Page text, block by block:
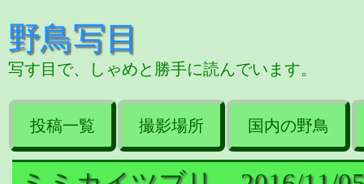
野鳥写目
写す目で、しゃめと勝手に読んでいます。
投稿一覧 撮影場所 国内の野鳥